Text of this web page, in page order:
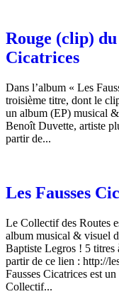
Rouge (clip)
Cicatrices
Dans l’album « Les
troisième titre, dont le
un album (EP) musical
Benoît Duvette, artiste
partir de...
Les Fausses
Le Collectif des Routes
album musical & visuel
Baptiste Legros ! 5 titres
partir de ce lien : http://
Fausses Cicatrices est
Collectif...